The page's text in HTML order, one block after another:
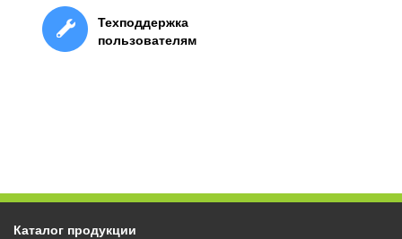
Техподдержка
пользователям
Каталог продукции